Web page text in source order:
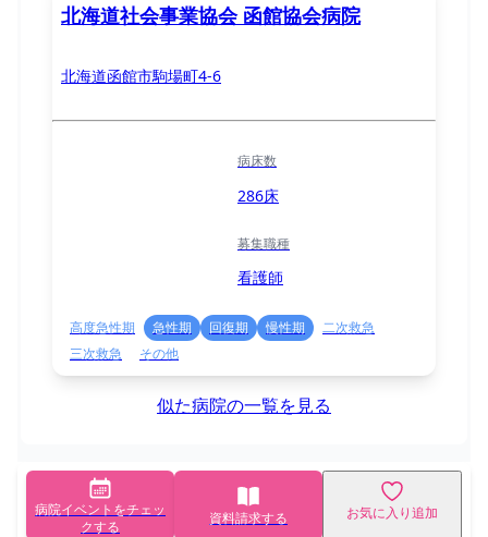
北海道社会事業協会 函館協会病院
北海道函館市駒場町4-6
病床数
286床
募集職種
看護師
高度急性期 急性期 回復期 慢性期
二次救急
三次救急
その他
似た病院の一覧を見る
病院イベントをチェッ
クする
資料請求する お気に入り追加